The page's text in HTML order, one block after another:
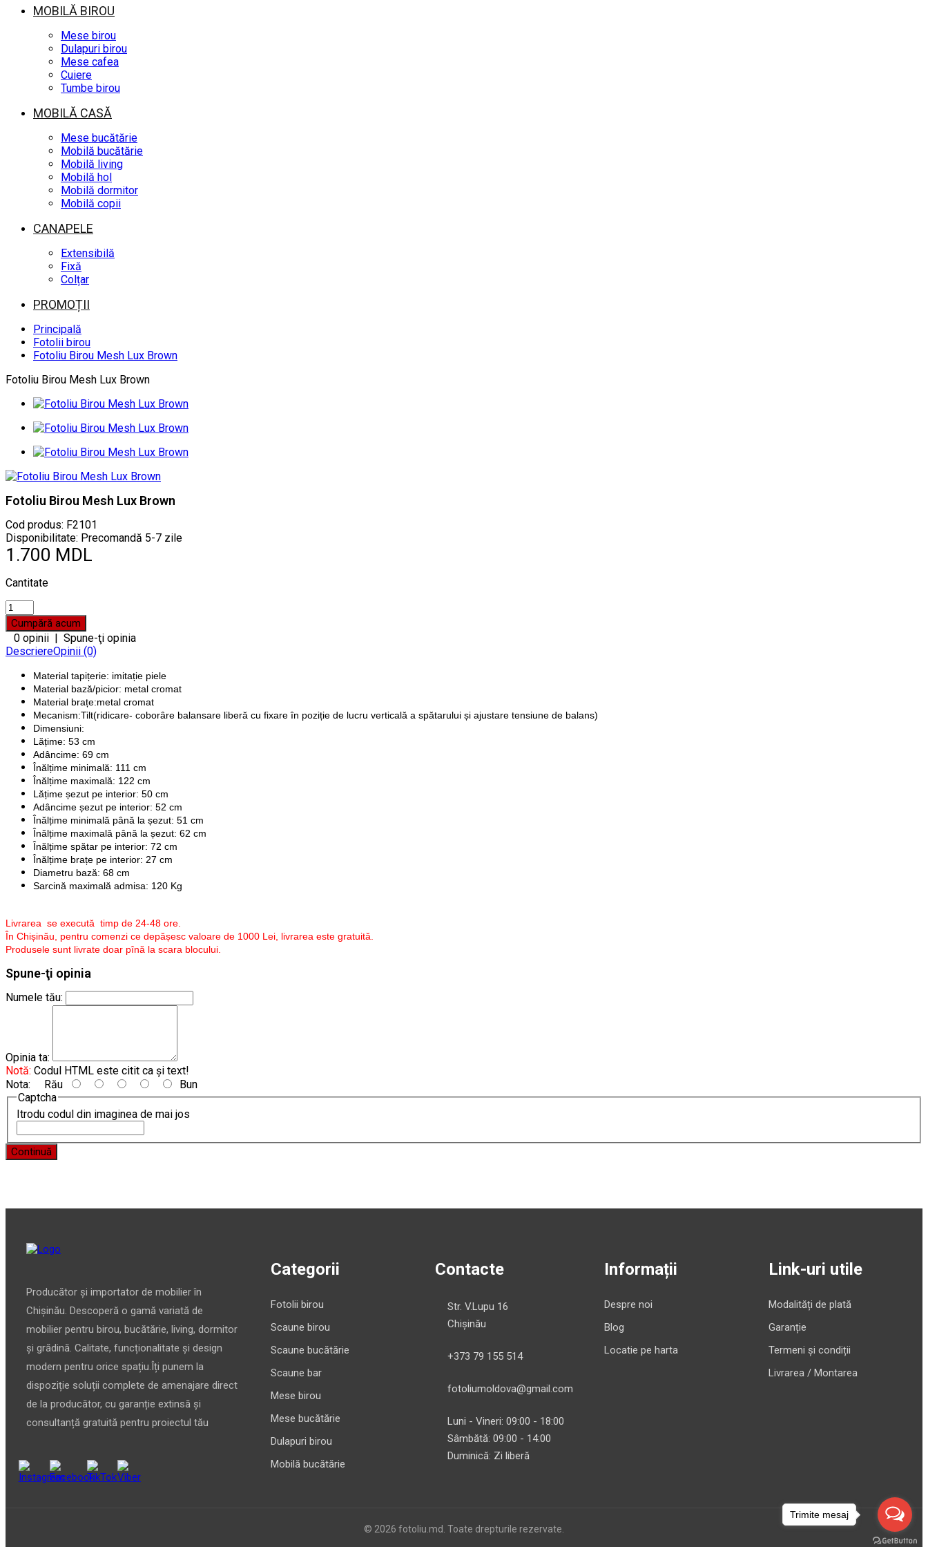
MOBILĂ BIROU
Mese birou
Dulapuri birou
Mese cafea
Cuiere
Tumbe birou
MOBILĂ CASĂ
Mese bucătărie
Mobilă bucătărie
Mobilă living
Mobilă hol
Mobilă dormitor
Mobilă copii
CANAPELE
Extensibilă
Fixă
Colțar
PROMOȚII
Principală
Fotolii birou
Fotoliu Birou Mesh Lux Brown
Fotoliu Birou Mesh Lux Brown
Fotoliu Birou Mesh Lux Brown
Cod produs: F2101
Disponibilitate: Precomandă 5-7 zile
1.700 MDL
Cantitate
0 opinii | Spune-ţi opinia
DescriereOpinii (0)
Material tapițerie: imitație piele
Material bază/picior: metal cromat
Material brațe:metal cromat
Mecanism:Tilt(ridicare- coborâre balansare liberă cu fixare în poziție de lucru verticală a spătarului și ajustare tensiune de balans)
Dimensiuni:
Lățime: 53 cm
Adâncime: 69 cm
Înălțime minimală: 111 cm
Înălțime maximală: 122 cm
Lățime șezut pe interior: 50 cm
Adâncime șezut pe interior: 52 cm
Înălțime minimală până la șezut: 51 cm
Înălțime maximală până la șezut: 62 cm
Înălțime spătar pe interior: 72 cm
Înălțime brațe pe interior: 27 cm
Diametru bază: 68 cm
Sarcină maximală admisa: 120 Kg
Livrarea se execută timp de 24-48 ore.
În Chișinău, pentru comenzi ce depășesc valoare de 1000 Lei, livrarea este gratuită.
Produsele sunt livrate doar pînă la scara blocului.
Spune-ţi opinia
Numele tău:
Opinia ta:
Notă: Codul HTML este citit ca şi text!
Nota: Rău
Bun
Captcha
Itrodu codul din imaginea de mai jos
Continuă
Producător și importator de mobilier în
Chișinău. Descoperă o gamă variată de
mobilier pentru birou, bucătărie, living, dormitor
și grădină. Calitate, funcționalitate și design
modern pentru orice spațiu.Îți punem la
dispoziție soluții complete de amenajare direct
de la producător, cu garanție extinsă și
consultanță gratuită pentru proiectul tău
Categorii
Fotolii birou
Scaune birou
Scaune bucătărie
Scaune bar
Mese birou
Mese bucătărie
Dulapuri birou
Mobilă bucătărie
Contacte
Str. V.Lupu 16
Chișinău
+373 79 155 514
fotoliumoldova@gmail.com
Luni - Vineri: 09:00 - 18:00
Sâmbătă: 09:00 - 14:00
Duminică: Zi liberă
Informații
Despre noi
Blog
Locatie pe harta
Link-uri utile
Modalități de plată
Garanție
Termeni și condiții
Livrarea / Montarea
© 2026 fotoliu.md. Toate drepturile rezervate.
Trimite mesaj